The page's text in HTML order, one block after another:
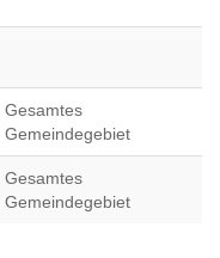
Gesamtes
Gemeindegebiet
Gesamtes
Gemeindegebiet